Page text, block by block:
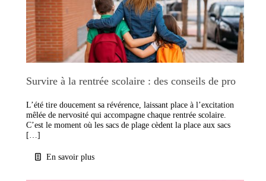
Survire à la rentrée scolaire : des conseils de pro
L’été tire doucement sa révérence, laissant place à l’excitation
mêlée de nervosité qui accompagne chaque rentrée scolaire.
C’est le moment où les sacs de plage cèdent la place aux sacs
[…]
En savoir plus